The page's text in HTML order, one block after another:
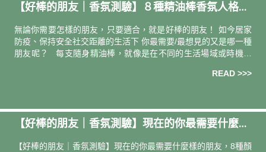
【好棒的朋友｜香氛測驗】８種精油棒香氛人格全
無論你需要怎樣的朋友，只要適合，就是好棒的朋友！ 如今居家
防疫、保持安全社交距離的生活下 你最需要/最想見的又是哪一種
朋友呢？ 每支隨身精油棒，就像是在不同的生活場域或時機，
READ >>>
【好棒的朋友｜香氛測驗】現在的你最需要什麼樣
【好棒的朋友｜香氛測驗】現在的你最需要什麼樣的朋友，8種顏